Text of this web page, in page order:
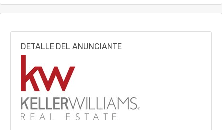
DETALLE DEL ANUNCIANTE